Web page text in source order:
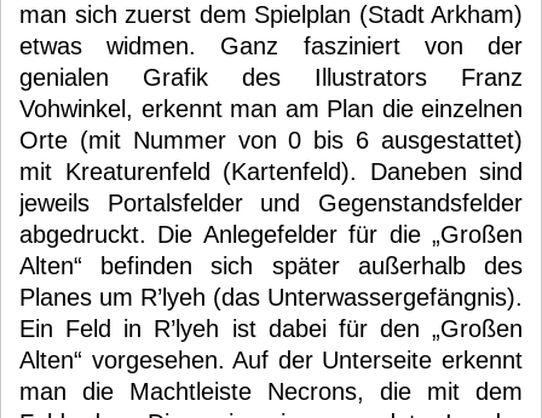
man sich zuerst dem Spielplan (Stadt Arkham)
etwas widmen. Ganz fasziniert von der
genialen Grafik des Illustrators Franz
Vohwinkel, erkennt man am Plan die einzelnen
Orte (mit Nummer von 0 bis 6 ausgestattet)
mit Kreaturenfeld (Kartenfeld). Daneben sind
jeweils Portalsfelder und Gegenstandsfelder
abgedruckt. Die Anlegefelder für die „Großen
Alten“ befinden sich später außerhalb des
Planes um R’lyeh (das Unterwassergefängnis).
Ein Feld in R’lyeh ist dabei für den „Großen
Alten“ vorgesehen. Auf der Unterseite erkennt
man die Machtleiste Necrons, die mit dem